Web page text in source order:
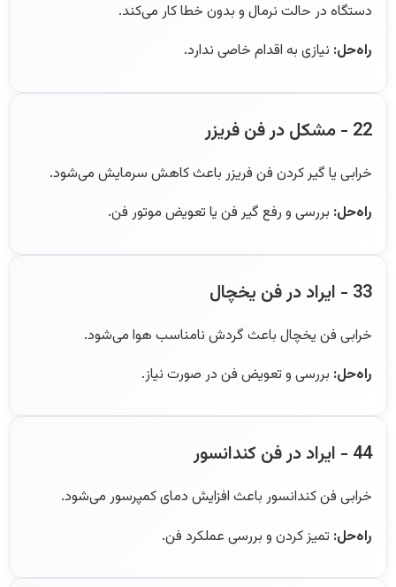
دستگاه در حالت نرمال و بدون خطا کار می‌کند.
راه‌حل: نیازی به اقدام خاصی ندارد.
22 - مشکل در فن فریزر
خرابی یا گیر کردن فن فریزر باعث کاهش سرمایش می‌شود.
راه‌حل: بررسی و رفع گیر فن یا تعویض موتور فن.
33 - ایراد در فن یخچال
خرابی فن یخچال باعث گردش نامناسب هوا می‌شود.
راه‌حل: بررسی و تعویض فن در صورت نیاز.
44 - ایراد در فن کندانسور
خرابی فن کندانسور باعث افزایش دمای کمپرسور می‌شود.
راه‌حل: تمیز کردن و بررسی عملکرد فن.